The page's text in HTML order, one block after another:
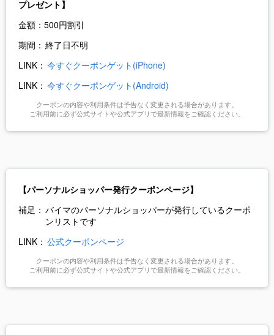
プレゼント】
金額： 500円割引
期間： 終了日不明
LINK： 今すぐクーポンゲット(iPhone)
LINK： 今すぐクーポンゲット(Android)
クーポンの内容や利用条件は予告なく変更される場合があります。
ご利用前に必ず公式サイトや公式アプリで最新情報をご確認ください。
【パーソナルショッパー発行クーポンページ】
補足： バイマのパーソナルショッパーが発行しているクーポ
ンリストです
LINK： 公式クーポンページ
クーポンの内容や利用条件は予告なく変更される場合があります。
ご利用前に必ず公式サイトや公式アプリで最新情報をご確認ください。